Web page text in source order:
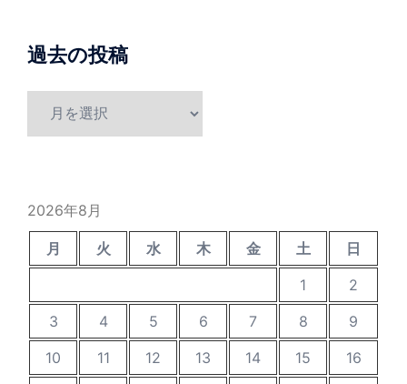
過去の投稿
2026年8月
月 火 水 木 金 土
日
1
2
3
4 5 6 7 8
9
10
11 12 13 14 15
16